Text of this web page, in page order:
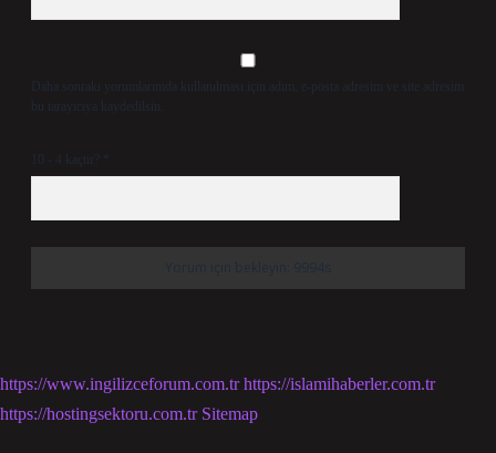
Daha sonraki yorumlarımda kullanılması için adım, e-posta adresim ve site adresim
bu tarayıcıya kaydedilsin.
10 - 4 kaçtır? *
https://www.ingilizceforum.com.tr https://islamihaberler.com.tr
https://hostingsektoru.com.tr Sitemap